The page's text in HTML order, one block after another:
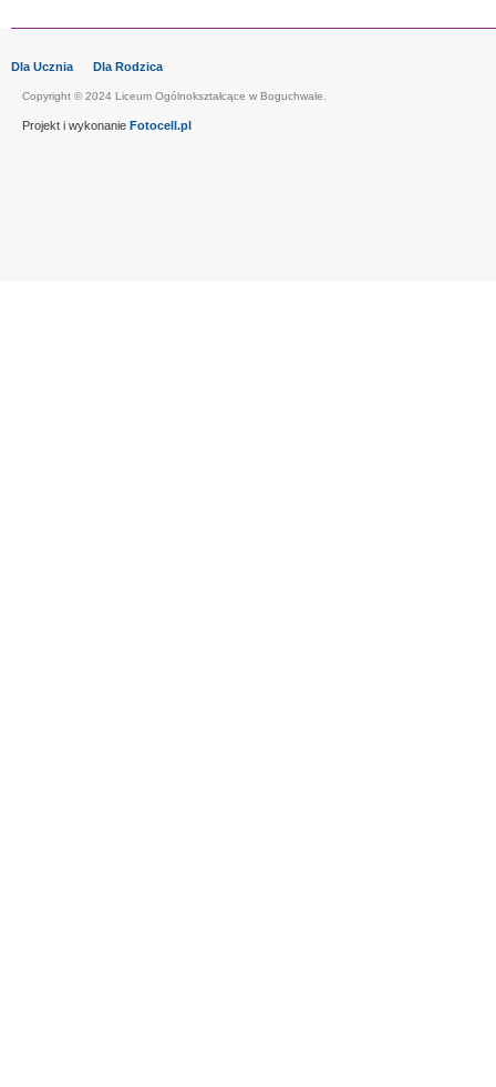
Dla Ucznia Dla Rodzica
Copyright © 2024 Liceum Ogólnokształcące w Boguchwale.
Projekt i wykonanie Fotocell.pl